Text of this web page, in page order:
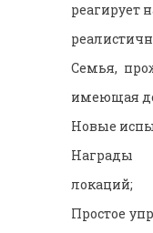
реагирует
Семья,
имеющая
Новые
Награды
локаций;
Простое